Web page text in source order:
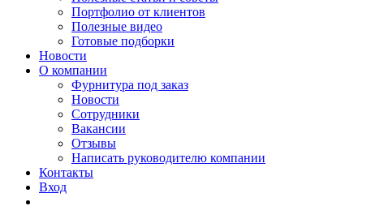
Портфолио от клиентов
Полезные видео
Готовые подборки
Новости
О компании
Фурнитура под заказ
Новости
Сотрудники
Вакансии
Отзывы
Написать руководителю компании
Контакты
Вход